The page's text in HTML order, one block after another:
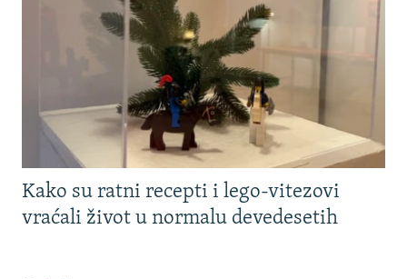
Kako su ratni recepti i lego-vitezovi
vraćali život u normalu devedesetih